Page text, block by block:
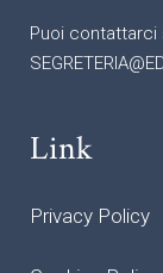
Puoi contattarci
Link
Privacy Policy